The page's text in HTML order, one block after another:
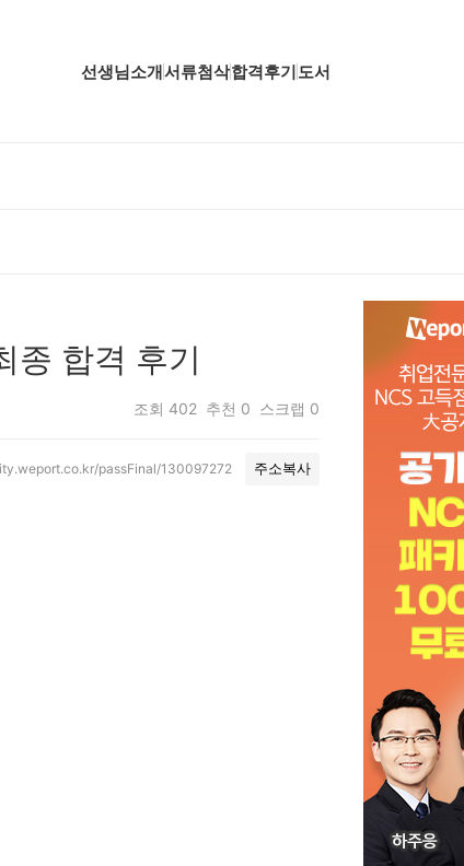
선생님소개서류첨삭합격후기 도서
석
서 핵심분석
종 합격 후기
조회 402 추천 0 스크랩 0
passFinal/130097272 주소복사